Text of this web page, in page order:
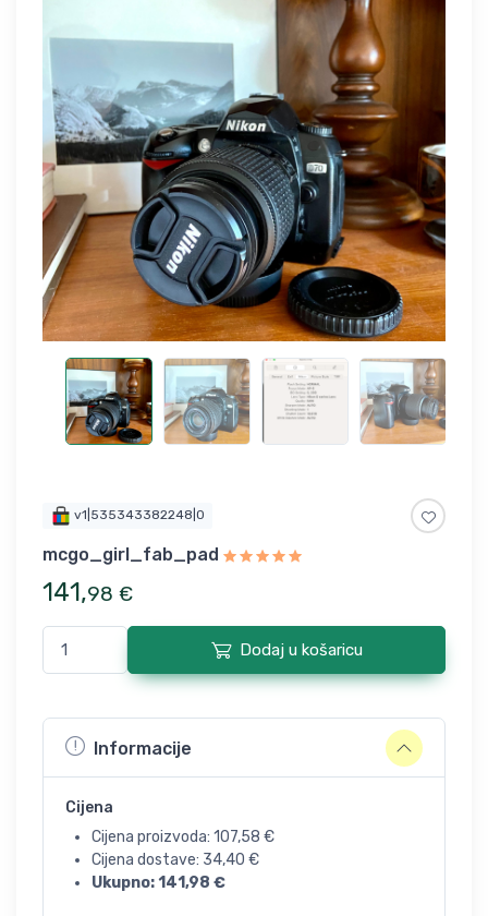
v1|535343382248|0
mcgo_girl_fab_pad
141,98 €
Dodaj u košaricu
Informacije
Cijena
Cijena proizvoda: 107,58 €
Cijena dostave: 34,40 €
Ukupno:141,98 €